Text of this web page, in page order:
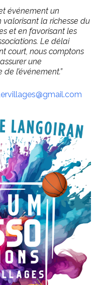
événement un
la richesse du
et en favorisant les
Le délai
court, nous comptons
une
l’événement.”